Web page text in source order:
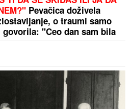
Pevačica doživela
o traumi samo
govorila: "Ceo dan sam bila